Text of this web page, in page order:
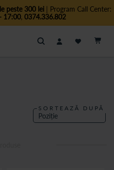
peste 300 lei| Program Call Center:
17:00, 0374.336.802
Cautare
SORTEAZĂ DUPĂ